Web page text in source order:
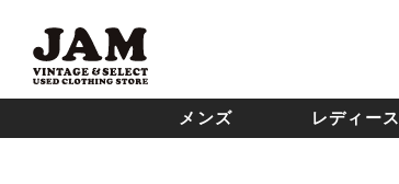
メンズ レディース